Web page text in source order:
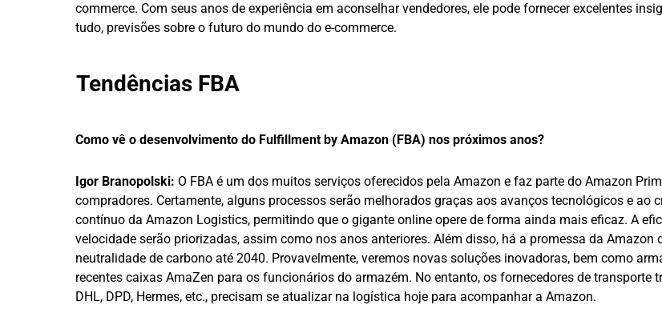
commerce. Com seus anos de experiência em aconselhar vendedores, ele pode fornecer excelentes
tudo, previsões sobre o futuro do mundo do e-commerce.
Tendências FBA
Como vê o desenvolvimento do Fulfillment by Amazon (FBA) nos próximos anos?
Igor Branopolski: O FBA é um dos muitos serviços oferecidos pela Amazon e faz parte do Amazon
compradores. Certamente, alguns processos serão melhorados graças aos avanços tecnológicos e ao
contínuo da Amazon Logistics, permitindo que o gigante online opere de forma ainda mais eficaz. A
velocidade serão priorizadas, assim como nos anos anteriores. Além disso, há a promessa da Amazon
neutralidade de carbono até 2040. Provavelmente, veremos novas soluções inovadoras, bem como
recentes caixas AmaZen para os funcionários do armazém. No entanto, os fornecedores de transporte
DHL, DPD, Hermes, etc., precisam se atualizar na logística hoje para acompanhar a Amazon.